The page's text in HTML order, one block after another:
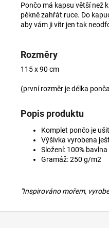
Pončo má kapsu větší než
pěkně zahřát ruce. Do
aby vám ji vítr jen tak
Rozměry
115 x 90 cm
(první rozměr je délka
Popis produktu
Komplet pončo je
Výšivka vyrobena
Složení: 100% bavlna
Gramáž: 250 g/m2
"Inspirováno mořem,